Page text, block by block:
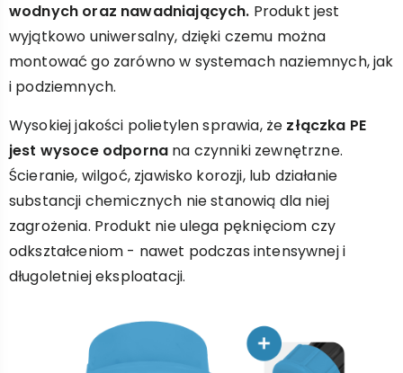
wodnych oraz nawadniających. Produkt jest
wyjątkowo uniwersalny, dzięki czemu można
montować go zarówno w systemach naziemnych, jak
i podziemnych.
Wysokiej jakości polietylen sprawia, że złączka PE
jest wysoce odporna na czynniki zewnętrzne.
Ścieranie, wilgoć, zjawisko korozji, lub działanie
substancji chemicznych nie stanowią dla niej
zagrożenia. Produkt nie ulega pęknięciom czy
odkształceniom - nawet podczas intensywnej i
długoletniej eksploatacji.